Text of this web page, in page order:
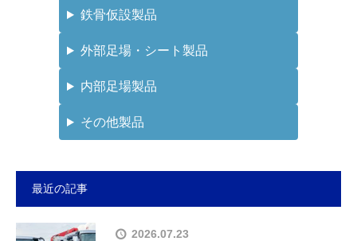
鉄骨仮設製品
外部足場・シート製品
内部足場製品
その他製品
最近の記事
2026.07.23